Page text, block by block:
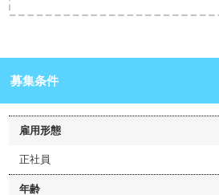
募集条件
雇用形態
正社員
年齢